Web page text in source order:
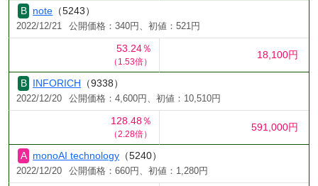
note （5243）
2022/12/21 公開価格：340円、初値：521円
53.24％
（1.53倍）
18,100円
INFORICH （9338）
2022/12/20 公開価格：4,600円、初値：10,510円
128.48％
（2.28倍）
591,000円
monoAI technology （5240）
2022/12/20 公開価格：660円、初値：1,280円